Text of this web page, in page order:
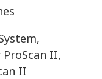
II,
II